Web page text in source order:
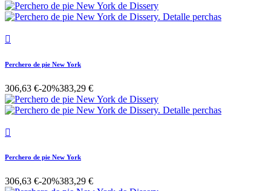

Perchero de pie New York
306,63 €-20%383,29 €

Perchero de pie New York
306,63 €-20%383,29 €